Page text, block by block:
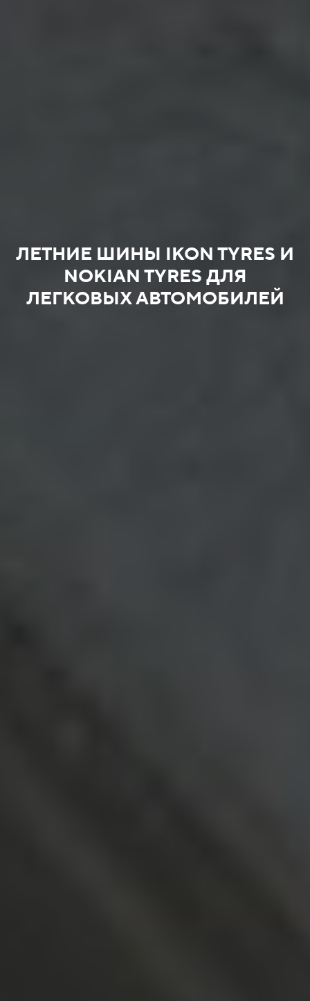
ЛЕТНИЕ ШИНЫ IKON TYRES И
NOKIAN TYRES ДЛЯ
ЛЕГКОВЫХ АВТОМОБИЛЕЙ